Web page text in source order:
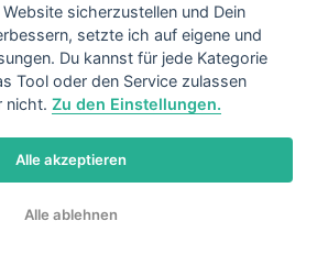
Kontakt
Datenschutz
/ LiMBo v2.8
sicherzustellen und Dein
setzte ich auf eigene und
Du kannst für jede Kategorie
Tool oder den Service zulassen
nicht.Zu den Einstellungen.
Alle akzeptieren
Alle ablehnen